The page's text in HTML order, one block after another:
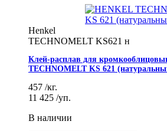
Henkel
TECHNOMELT KS621 н
Клей-расплав для
TECHNOMELT KS 621
457 /кг.
11 425 /уп.
В наличии